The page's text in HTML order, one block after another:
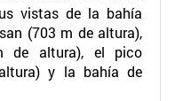
vistas de la bahía
(703 m de altura),
de altura), el pico
y la bahía de